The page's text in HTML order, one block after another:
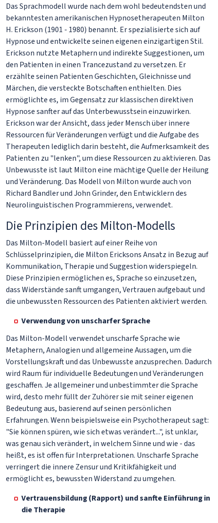
Das Sprachmodell wurde nach dem wohl bedeutendsten und
bekanntesten amerikanischen Hypnosetherapeuten Milton
H. Erickson (1901 - 1980) benannt. Er spezialisierte sich auf
Hypnose und entwickelte seinen eigenen einzigartigen Stil.
Erickson nutzte Metaphern und indirekte Suggestionen, um
den Patienten in einen Trancezustand zu versetzen. Er
erzählte seinen Patienten Geschichten, Gleichnisse und
Märchen, die versteckte Botschaften enthielten. Dies
ermöglichte es, im Gegensatz zur klassischen direktiven
Hypnose sanfter auf das Unterbewusstsein einzuwirken.
Erickson war der Ansicht, dass jeder Mensch über innere
Ressourcen für Veränderungen verfügt und die Aufgabe des
Therapeuten lediglich darin besteht, die Aufmerksamkeit des
Patienten zu "lenken", um diese Ressourcen zu aktivieren. Das
Unbewusste ist laut Milton eine mächtige Quelle der Heilung
und Veränderung. Das Modell von Milton wurde auch von
Richard Bandler und John Grinder, den Entwicklern des
Neurolinguistischen Programmierens, verwendet.
Die Prinzipien des Milton-Modells
Das Milton-Modell basiert auf einer Reihe von
Schlüsselprinzipien, die Milton Ericksons Ansatz in Bezug auf
Kommunikation, Therapie und Suggestion widerspiegeln.
Diese Prinzipien ermöglichen es, Sprache so einzusetzen,
dass Widerstände sanft umgangen, Vertrauen aufgebaut und
die unbewussten Ressourcen des Patienten aktiviert werden.
Verwendung von unscharfer Sprache
Das Milton-Modell verwendet unscharfe Sprache wie
Metaphern, Analogien und allgemeine Aussagen, um die
Vorstellungskraft und das Unbewusste anzusprechen. Dadurch
wird Raum für individuelle Bedeutungen und Veränderungen
geschaffen. Je allgemeiner und unbestimmter die Sprache
wird, desto mehr füllt der Zuhörer sie mit seiner eigenen
Bedeutung aus, basierend auf seinen persönlichen
Erfahrungen. Wenn beispielsweise ein Psychotherapeut sagt:
"Sie können spüren, wie sich etwas verändert...", ist unklar,
was genau sich verändert, in welchem Sinne und wie - das
heißt, es ist offen für Interpretationen. Unscharfe Sprache
verringert die innere Zensur und Kritikfähigkeit und
ermöglicht es, bewussten Widerstand zu umgehen.
Vertrauensbildung (Rapport) und sanfte Einführung in
die Therapie